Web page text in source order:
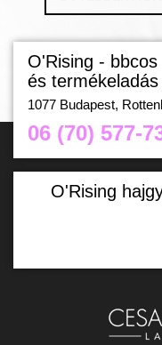
O'Rising - bbcos
és termékeladás
1077 Budapest,
06 (70) 577-
O'Rising